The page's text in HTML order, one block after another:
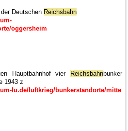
Deutschen Reichsbahn
oggersheim
Hauptbahnhof vier Reichsbahnbunker
1943 z
lu.de/luftkrieg/bunkerstandorte/mitte